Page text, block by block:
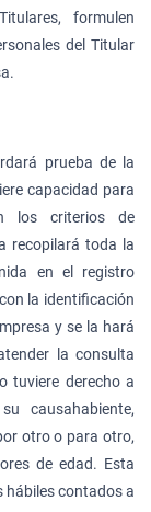
formulen
del Titular
prueba de la
capacidad para
los criterios de
recopilará toda la
en el registro
la identificación
y se la hará
la consulta
tuviere derecho a
causahabiente,
otro o para otro,
de edad. Esta
hábiles contados a